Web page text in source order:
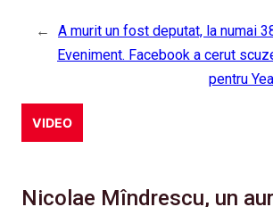
←
A murit un fost deputat, la numai
Eveniment. Facebook a cerut
pentru
VIDEO
Nicolae Mîndrescu, un